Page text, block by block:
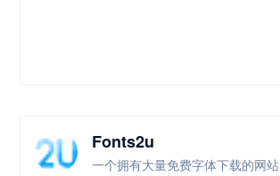
Fonts2u
一个拥有大量免费字体下载的网站